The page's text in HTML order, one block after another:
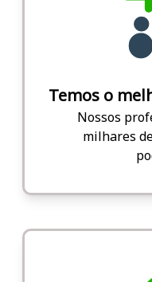
Temos o
Nossos
milhares